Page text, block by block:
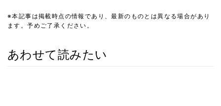
※本記事は掲載時点の情報であり、最新のものとは異なる場合があり
ます。予めご了承ください。
あわせて読みたい